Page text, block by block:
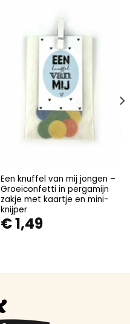
Een knuffel van mij jongen –
Groeiconfetti in pergamijn
zakje met kaartje en mini-
knijper
€1,49